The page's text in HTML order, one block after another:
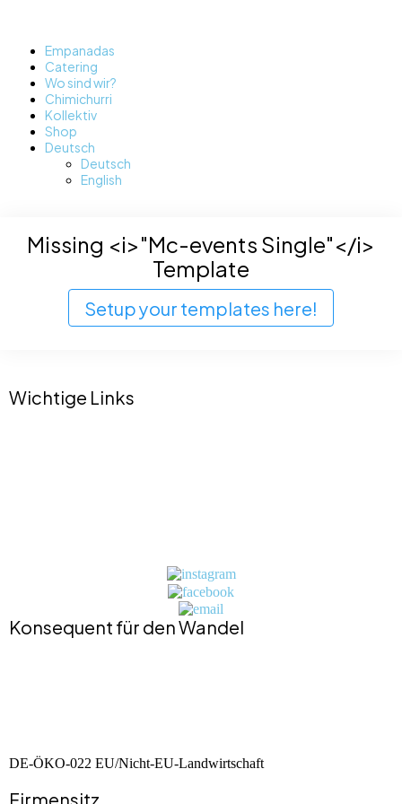
Empanadas
Catering
Wo sind wir?
Chimichurri
Kollektiv
Shop
Deutsch
Deutsch
English
Missing <i>"Mc-events Single"</i>
Template
Setup your templates here!
Wichtige Links
Konsequent für den Wandel
DE-ÖKO-022 EU/Nicht-EU-Landwirtschaft